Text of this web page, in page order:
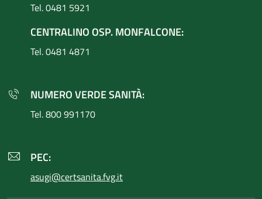
Tel. 0481 5921
CENTRALINO OSP. MONFALCONE:
Tel. 0481 4871
NUMERO VERDE SANITÀ:
Tel. 800 991170
PEC:
asugi@certsanita.fvg.it